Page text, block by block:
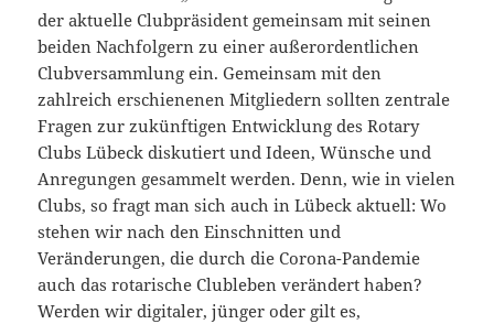
der aktuelle Clubpräsident gemeinsam mit seinen
beiden Nachfolgern zu einer außerordentlichen
Clubversammlung ein. Gemeinsam mit den
zahlreich erschienenen Mitgliedern sollten zentrale
Fragen zur zukünftigen Entwicklung des Rotary
Clubs Lübeck diskutiert und Ideen, Wünsche und
Anregungen gesammelt werden. Denn, wie in vielen
Clubs, so fragt man sich auch in Lübeck aktuell: Wo
stehen wir nach den Einschnitten und
Veränderungen, die durch die Corona-Pandemie
auch das rotarische Clubleben verändert haben?
Werden wir digitaler, jünger oder gilt es,